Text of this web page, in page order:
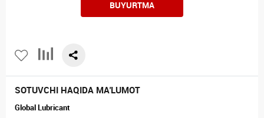
BUYURTMA
SOTUVCHI HAQIDA MA'LUMOT
Global Lubricant